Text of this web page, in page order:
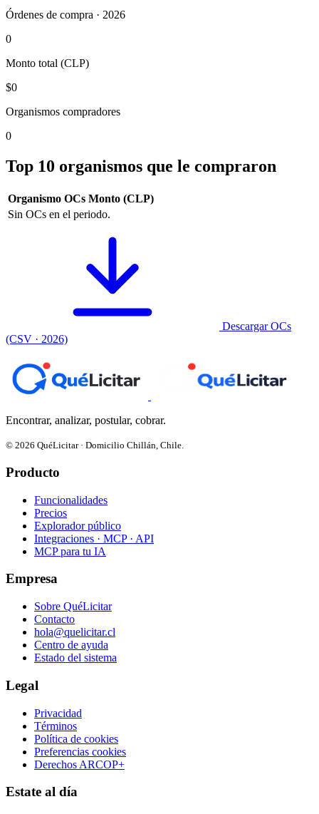
Órdenes de compra · 2026
0
Monto total (CLP)
$0
Organismos compradores
0
Top 10 organismos que le compraron
Organismo OCs Monto (CLP)
Sin OCs en el periodo.
Descargar OCs
(CSV · 2026)
Encontrar, analizar, postular, cobrar.
© 2026 QuéLicitar · Domicilio Chillán, Chile.
Producto
Funcionalidades
Precios
Explorador público
Integraciones · MCP · API
MCP para tu IA
Empresa
Sobre QuéLicitar
Contacto
hola@quelicitar.cl
Centro de ayuda
Estado del sistema
Legal
Privacidad
Términos
Política de cookies
Preferencias cookies
Derechos ARCOP+
Estate al día